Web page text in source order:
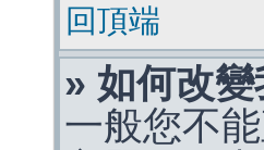
回頂端
» 如何改變
一般您不